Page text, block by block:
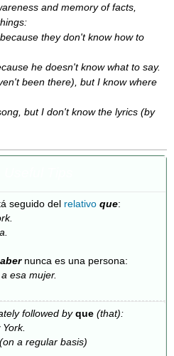
and memory of facts,
they don't know how to
he doesn't know what to say.
been there), but I know where
but I don't know the lyrics (by
seguido del relativo que:
nunca es una persona:
a esa mujer.
followed byque (that):
a regular basis)